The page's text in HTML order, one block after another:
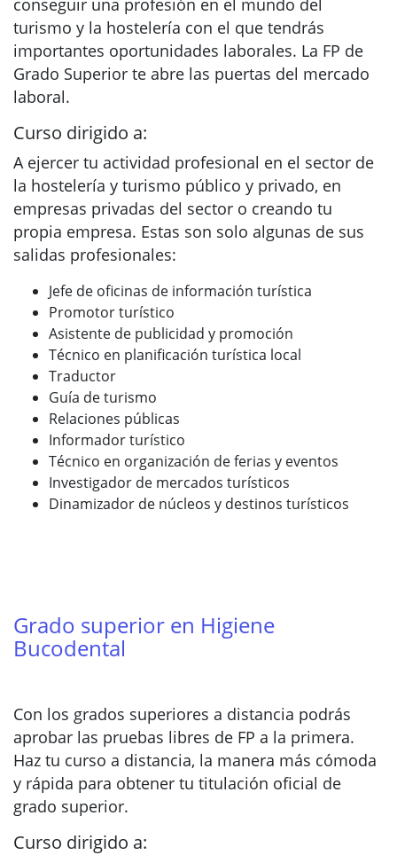
conseguir una profesión en el mundo del
turismo y la hostelería con el que tendrás
importantes oportunidades laborales. La FP de
Grado Superior te abre las puertas del mercado
laboral.
Curso dirigido a:
A ejercer tu actividad profesional en el sector de
la hostelería y turismo público y privado, en
empresas privadas del sector o creando tu
propia empresa. Estas son solo algunas de sus
salidas profesionales:
Jefe de oficinas de información turística
Promotor turístico
Asistente de publicidad y promoción
Técnico en planificación turística local
Traductor
Guía de turismo
Relaciones públicas
Informador turístico
Técnico en organización de ferias y eventos
Investigador de mercados turísticos
Dinamizador de núcleos y destinos turísticos
Grado superior en Higiene
Bucodental
Con los grados superiores a distancia podrás
aprobar las pruebas libres de FP a la primera.
Haz tu curso a distancia, la manera más cómoda
y rápida para obtener tu titulación oficial de
grado superior.
Curso dirigido a: